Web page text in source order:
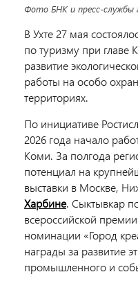
Фото БНК и пресс-службы
В Ухте 27 мая
по туризму при главе
развитие
работы на особо
территориях.
По инициативе
2026 года начало
Коми. За полгода
потенциал на
выставки в Москве,
Харбине. Сыктывкар
всероссийской
номинации «Город
награды за развитие
промышленного и